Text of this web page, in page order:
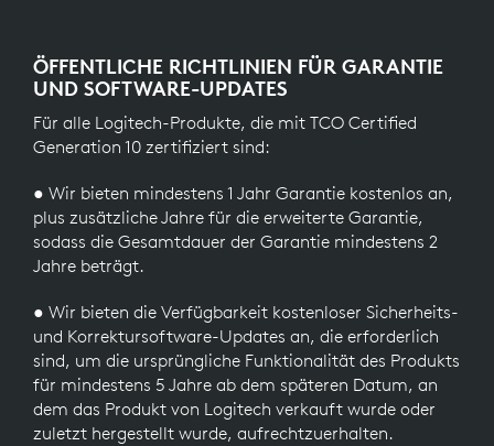
ÖFFENTLICHE RICHTLINIEN FÜR GARANTIE
UND SOFTWARE-UPDATES
Für alle Logitech-Produkte, die mit TCO Certified
Generation 10 zertifiziert sind:
● Wir bieten mindestens 1 Jahr Garantie kostenlos an,
plus zusätzliche Jahre für die erweiterte Garantie,
sodass die Gesamtdauer der Garantie mindestens 2
Jahre beträgt.
● Wir bieten die Verfügbarkeit kostenloser Sicherheits-
und Korrektursoftware-Updates an, die erforderlich
sind, um die ursprüngliche Funktionalität des Produkts
für mindestens 5 Jahre ab dem späteren Datum, an
dem das Produkt von Logitech verkauft wurde oder
zuletzt hergestellt wurde, aufrechtzuerhalten.